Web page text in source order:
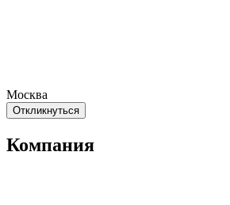
Москва
Откликнуться
Компания